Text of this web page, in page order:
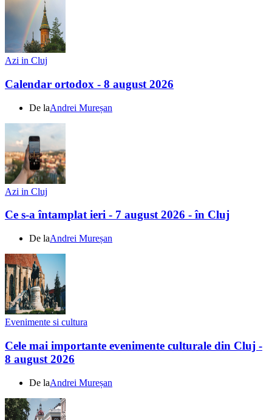
Azi in Cluj
Calendar ortodox - 8 august 2026
De laAndrei Mureșan
Azi in Cluj
Ce s-a întamplat ieri - 7 august 2026 - în Cluj
De laAndrei Mureșan
Evenimente si cultura
Cele mai importante evenimente culturale din Cluj -
8 august 2026
De laAndrei Mureșan